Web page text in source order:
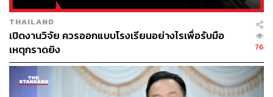
239
ABOUT THE AUTHOR
THE STANDARD TEAM
THAILAND
เปิดงานวิจัย ควรออกแบบโรงเรียนอย่างไรเพื่อรับมือ
เหตุกราดยิง
76